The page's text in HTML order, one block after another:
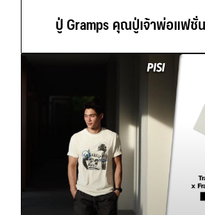
ปู่ Gramps คุณปู่เจ้าพ่อแฟชั่